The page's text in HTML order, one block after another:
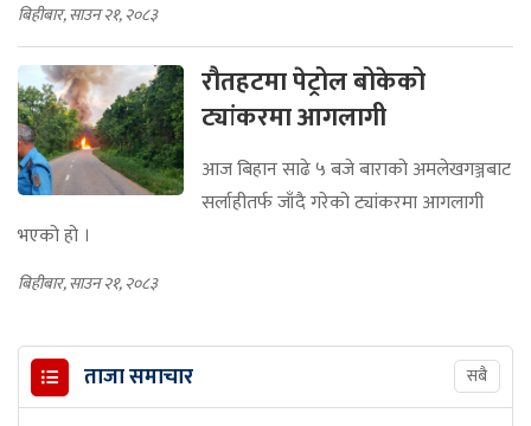
बिहीबार, साउन २१, २०८३
रौतहटमा पेट्रोल बोकेको
ट्यांकरमा आगलागी
आज बिहान साढे ५ बजे बाराको अमलेखगञ्जबाट
सर्लाहीतर्फ जाँदै गरेको ट्यांकरमा आगलागी
भएको हो ।
बिहीबार, साउन २१, २०८३
ताजा समाचार सबै